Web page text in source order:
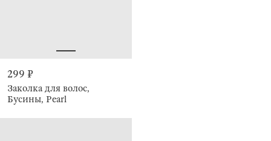
299 ₽
Заколка для волос,
Бусины, Pearl